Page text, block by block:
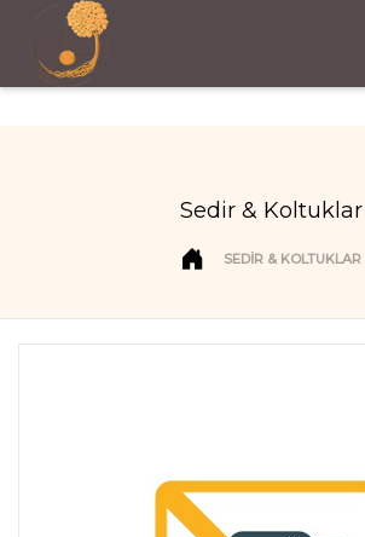
Sedir & Koltuklar
SEDIR & KOLTUKLAR